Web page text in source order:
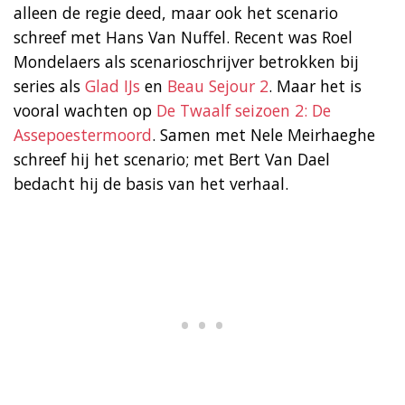
alleen de regie deed, maar ook het scenario
schreef met Hans Van Nuffel. Recent was Roel
Mondelaers als scenarioschrijver betrokken bij
series als Glad IJs en Beau Sejour 2. Maar het is
vooral wachten op De Twaalf seizoen 2: De
Assepoestermoord. Samen met Nele Meirhaeghe
schreef hij het scenario; met Bert Van Dael
bedacht hij de basis van het verhaal.